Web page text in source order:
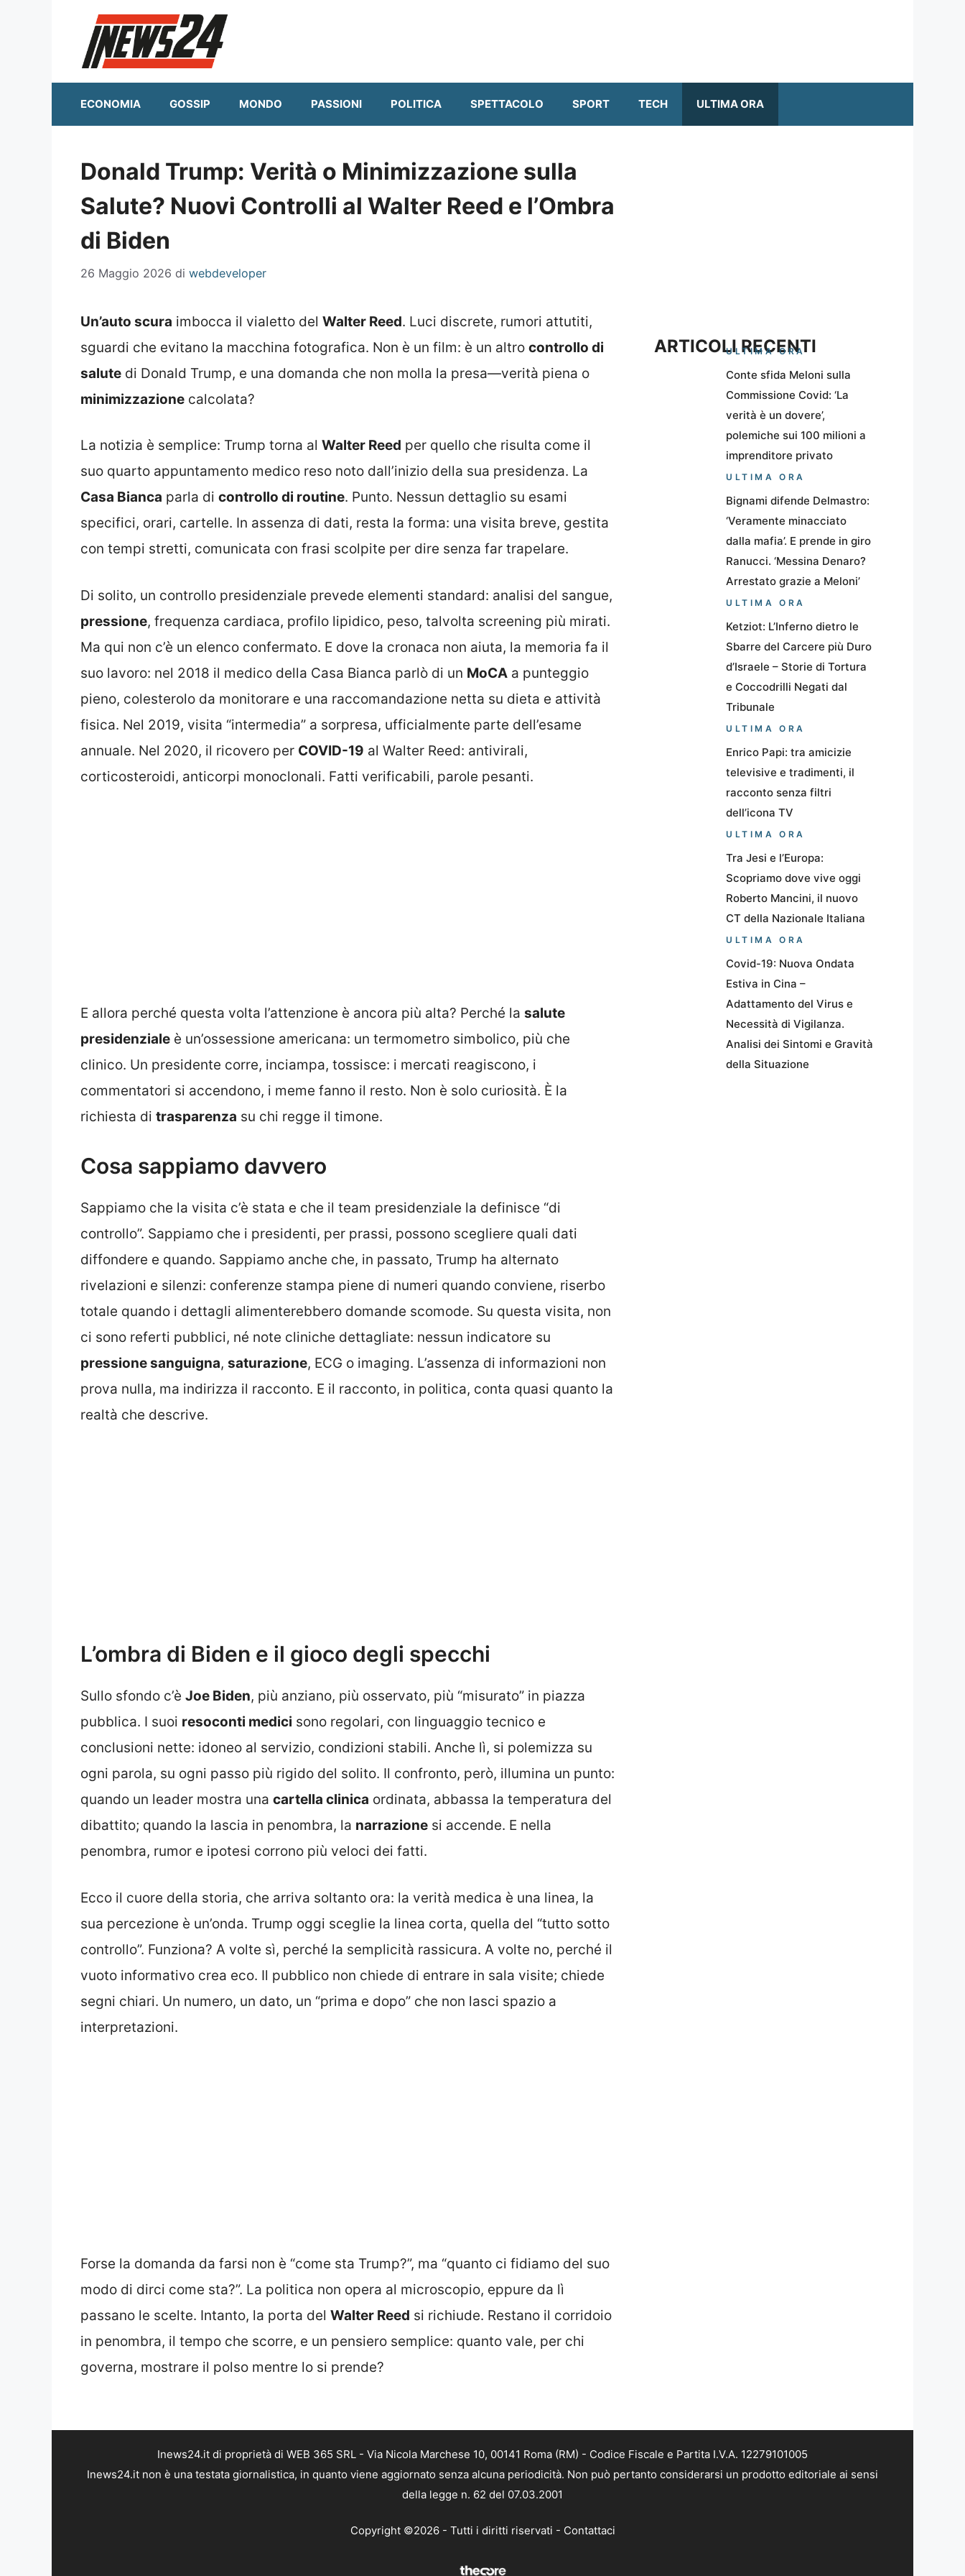
ECONOMIA GOSSIP MONDO PASSIONI POLITICA SPETTACOLO SPORT TECH ULTIMA ORA
Donald Trump: Verità o Minimizzazione sulla
Salute? Nuovi Controlli al Walter Reed e l’Ombra
di Biden
26 Maggio 2026 di webdeveloper
Un’auto scura imbocca il vialetto del Walter Reed. Luci discrete, rumori attutiti,
sguardi che evitano la macchina fotografica. Non è un film: è un altro controllo di
salute di Donald Trump, e una domanda che non molla la presa—verità piena o
minimizzazione calcolata?
La notizia è semplice: Trump torna al Walter Reed per quello che risulta come il
suo quarto appuntamento medico reso noto dall’inizio della sua presidenza. La
Casa Bianca parla di controllo di routine. Punto. Nessun dettaglio su esami
specifici, orari, cartelle. In assenza di dati, resta la forma: una visita breve, gestita
con tempi stretti, comunicata con frasi scolpite per dire senza far trapelare.
Di solito, un controllo presidenziale prevede elementi standard: analisi del sangue,
pressione, frequenza cardiaca, profilo lipidico, peso, talvolta screening più mirati.
Ma qui non c’è un elenco confermato. E dove la cronaca non aiuta, la memoria fa il
suo lavoro: nel 2018 il medico della Casa Bianca parlò di un MoCA a punteggio
pieno, colesterolo da monitorare e una raccomandazione netta su dieta e attività
fisica. Nel 2019, visita “intermedia” a sorpresa, ufficialmente parte dell’esame
annuale. Nel 2020, il ricovero per COVID-19 al Walter Reed: antivirali,
corticosteroidi, anticorpi monoclonali. Fatti verificabili, parole pesanti.
E allora perché questa volta l’attenzione è ancora più alta? Perché la salute
presidenziale è un’ossessione americana: un termometro simbolico, più che
clinico. Un presidente corre, inciampa, tossisce: i mercati reagiscono, i
commentatori si accendono, i meme fanno il resto. Non è solo curiosità. È la
richiesta di trasparenza su chi regge il timone.
Cosa sappiamo davvero
Sappiamo che la visita c’è stata e che il team presidenziale la definisce “di
controllo”. Sappiamo che i presidenti, per prassi, possono scegliere quali dati
diffondere e quando. Sappiamo anche che, in passato, Trump ha alternato
rivelazioni e silenzi: conferenze stampa piene di numeri quando conviene, riserbo
totale quando i dettagli alimenterebbero domande scomode. Su questa visita, non
ci sono referti pubblici, né note cliniche dettagliate: nessun indicatore su
pressione sanguigna, saturazione, ECG o imaging. L’assenza di informazioni non
prova nulla, ma indirizza il racconto. E il racconto, in politica, conta quasi quanto la
realtà che descrive.
L’ombra di Biden e il gioco degli specchi
Sullo sfondo c’è Joe Biden, più anziano, più osservato, più “misurato” in piazza
pubblica. I suoi resoconti medici sono regolari, con linguaggio tecnico e
conclusioni nette: idoneo al servizio, condizioni stabili. Anche lì, si polemizza su
ogni parola, su ogni passo più rigido del solito. Il confronto, però, illumina un punto:
quando un leader mostra una cartella clinica ordinata, abbassa la temperatura del
dibattito; quando la lascia in penombra, la narrazione si accende. E nella
penombra, rumor e ipotesi corrono più veloci dei fatti.
Ecco il cuore della storia, che arriva soltanto ora: la verità medica è una linea, la
sua percezione è un’onda. Trump oggi sceglie la linea corta, quella del “tutto sotto
controllo”. Funziona? A volte sì, perché la semplicità rassicura. A volte no, perché il
vuoto informativo crea eco. Il pubblico non chiede di entrare in sala visite; chiede
segni chiari. Un numero, un dato, un “prima e dopo” che non lasci spazio a
interpretazioni.
Forse la domanda da farsi non è “come sta Trump?”, ma “quanto ci fidiamo del suo
modo di dirci come sta?”. La politica non opera al microscopio, eppure da lì
passano le scelte. Intanto, la porta del Walter Reed si richiude. Restano il corridoio
in penombra, il tempo che scorre, e un pensiero semplice: quanto vale, per chi
governa, mostrare il polso mentre lo si prende?
ARTICOLI RECENTI
ULTIMA ORA
Conte sfida Meloni sulla
Commissione Covid: ‘La
verità è un dovere’,
polemiche sui 100 milioni a
imprenditore privato
ULTIMA ORA
Bignami difende Delmastro:
‘Veramente minacciato
dalla mafia’. E prende in giro
Ranucci. ‘Messina Denaro?
Arrestato grazie a Meloni’
ULTIMA ORA
Ketziot: L’Inferno dietro le
Sbarre del Carcere più Duro
d’Israele – Storie di Tortura
e Coccodrilli Negati dal
Tribunale
ULTIMA ORA
Enrico Papi: tra amicizie
televisive e tradimenti, il
racconto senza filtri
dell’icona TV
ULTIMA ORA
Tra Jesi e l’Europa:
Scopriamo dove vive oggi
Roberto Mancini, il nuovo
CT della Nazionale Italiana
ULTIMA ORA
Covid-19: Nuova Ondata
Estiva in Cina –
Adattamento del Virus e
Necessità di Vigilanza.
Analisi dei Sintomi e Gravità
della Situazione
Inews24.it di proprietà di WEB 365 SRL - Via Nicola Marchese 10, 00141 Roma (RM) - Codice Fiscale e Partita I.V.A. 12279101005
Inews24.it non è una testata giornalistica, in quanto viene aggiornato senza alcuna periodicità. Non può pertanto considerarsi un prodotto editoriale ai sensi
della legge n. 62 del 07.03.2001
Copyright ©2026 - Tutti i diritti riservati - Contattaci